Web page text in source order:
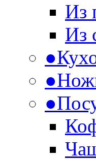
Из
Из
●
●
●